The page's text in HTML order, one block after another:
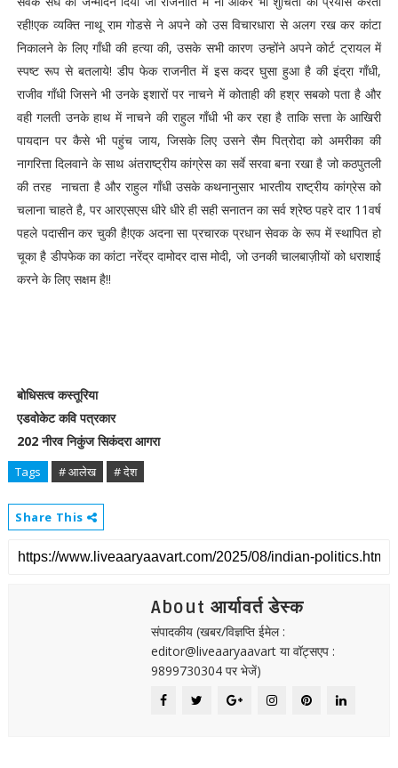
रही!एक व्यक्ति नाथू राम गोडसे ने अपने को उस विचारधारा से अलग रख कर कांटा
निकालने के लिए गाँधी की हत्या की, उसके सभी कारण उन्होंने अपने कोर्ट ट्रायल में
स्पष्ट रूप से बतलाये! डीप फेक राजनीत में इस कदर घुसा हुआ है की इंद्रा गाँधी,
राजीव गाँधी जिसने भी उनके इशारों पर नाचने में कोताही की हश्र सबको पता है और
वही गलती उनके हाथ में नाचने की राहुल गाँधी भी कर रहा है ताकि सत्ता के आखिरी
पायदान पर कैसे भी पहुंच जाय, जिसके लिए उसने सैम पित्रोदा को अमरीका की
नागरित्ता दिलवाने के साथ अंतराष्ट्रीय कांग्रेस का सर्वे सरवा बना रखा है जो कठपुतली
की तरह नाचता है और राहुल गाँधी उसके कथनानुसार भारतीय राष्ट्रीय कांग्रेस को
चलाना चाहते है, पर आरएसएस धीरे धीरे ही सही सनातन का सर्व श्रेष्ठ पहरे दार 11वर्ष
पहले पदासीन कर चुकी है!एक अदना सा प्रचारक प्रधान सेवक के रूप में स्थापित हो
चूका है डीपफेक का कांटा नरेंद्र दामोदर दास मोदी, जो उनकी चालबाज़ीयों को धराशाई
करने के लिए सक्षम है!!
बोधिसत्व कस्तूरिया
एडवोकेट कवि पत्रकार
202 नीरव निकुंज सिकंदरा आगरा
Tags # आलेख # देश
Share This
About आर्यावर्त डेस्क
संपादकीय (खबर/विज्ञप्ति ईमेल :
editor@liveaaryaavart या वॉट्सएप :
9899730304 पर भेजें)